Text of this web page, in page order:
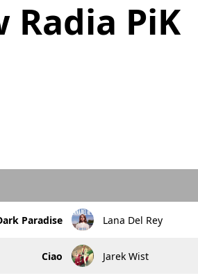
Radia PiK
Paradise Lana Del Rey
Ciao Jarek Wist